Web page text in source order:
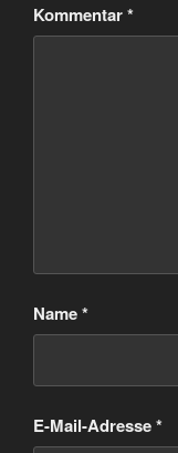
Kommentar*
Name*
E-Mail-Adresse*